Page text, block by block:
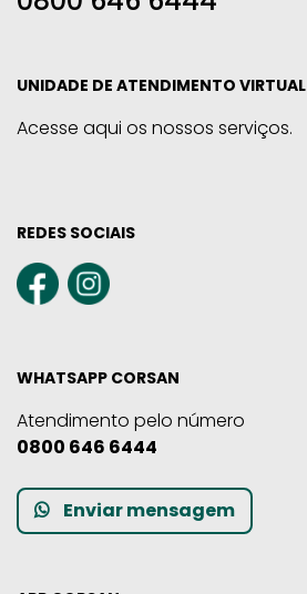
UNIDADE DE ATENDIMENTO VIRTUAL
Acesse aqui os nossos serviços.
REDES SOCIAIS
WHATSAPP CORSAN
Atendimento pelo número
0800 646 6444
Enviar mensagem